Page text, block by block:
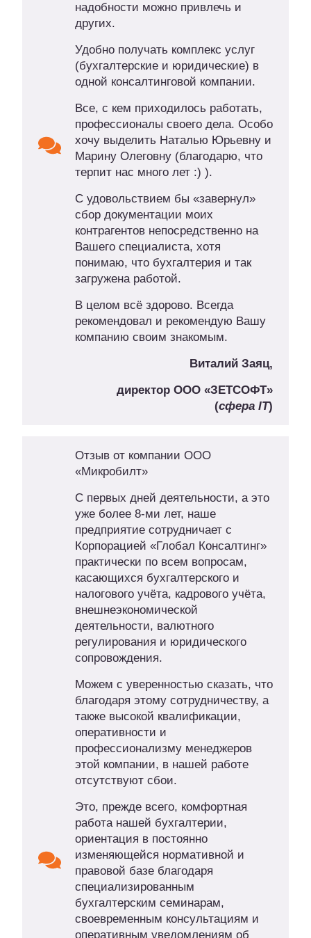
надобности можно привлечь и
других.
Удобно получать комплекс услуг
(бухгалтерские и юридические) в
одной консалтинговой компании.
Все, с кем приходилось работать,
профессионалы своего дела. Особо
хочу выделить Наталью Юрьевну и
Марину Олеговну (благодарю, что
терпит нас много лет :) ).
С удовольствием бы «завернул»
сбор документации моих
контрагентов непосредственно на
Вашего специалиста, хотя
понимаю, что бухгалтерия и так
загружена работой.
В целом всё здорово. Всегда
рекомендовал и рекомендую Вашу
компанию своим знакомым.
Виталий Заяц,
директор ООО «ЗЕТСОФТ»
(сфера IT)
Отзыв от компании ООО
«Микробилт»
С первых дней деятельности, а это
уже более 8-ми лет, наше
предприятие сотрудничает с
Корпорацией «Глобал Консалтинг»
практически по всем вопросам,
касающихся бухгалтерского и
налогового учёта, кадрового учёта,
внешнеэкономической
деятельности, валютного
регулирования и юридического
сопровождения.
Можем с уверенностью сказать, что
благодаря этому сотрудничеству, а
также высокой квалификации,
оперативности и
профессионализму менеджеров
этой компании, в нашей работе
отсутствуют сбои.
Это, прежде всего, комфортная
работа нашей бухгалтерии,
ориентация в постоянно
изменяющейся нормативной и
правовой базе благодаря
специализированным
бухгалтерским семинарам,
своевременным консультациям и
оперативным уведомлениям об